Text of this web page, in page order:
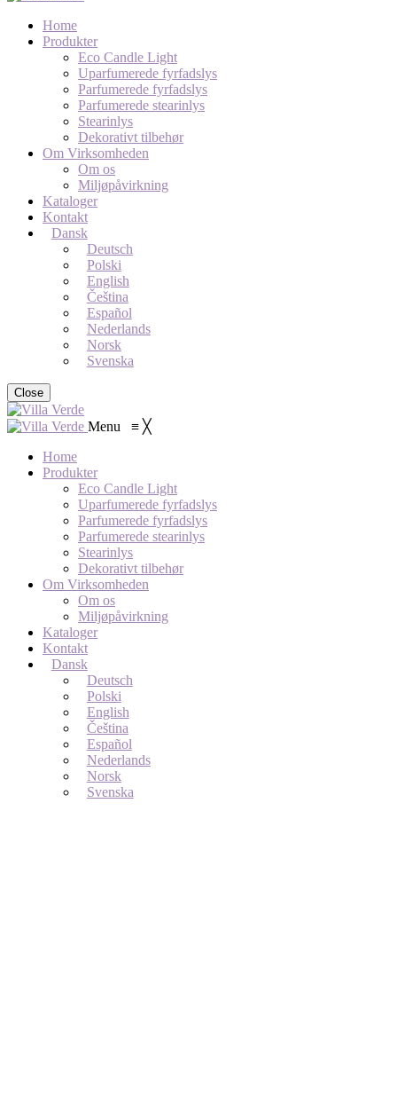
Home
Produkter
Eco Candle Light
Uparfumerede fyrfadslys
Parfumerede fyrfadslys
Parfumerede stearinlys
Stearinlys
Dekorativt tilbehør
Om Virksomheden
Om os
Miljøpåvirkning
Kataloger
Kontakt
Dansk
Deutsch
Polski
English
Čeština
Español
Nederlands
Norsk
Svenska
Close
Menu ≡ ╳
Home
Produkter
Eco Candle Light
Uparfumerede fyrfadslys
Parfumerede fyrfadslys
Parfumerede stearinlys
Stearinlys
Dekorativt tilbehør
Om Virksomheden
Om os
Miljøpåvirkning
Kataloger
Kontakt
Dansk
Deutsch
Polski
English
Čeština
Español
Nederlands
Norsk
Svenska